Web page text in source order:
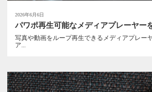
2026年6月6日
パワポ再生可能なメディアプレーヤー
写真や動画をループ再生できるメディアプレー
ア...